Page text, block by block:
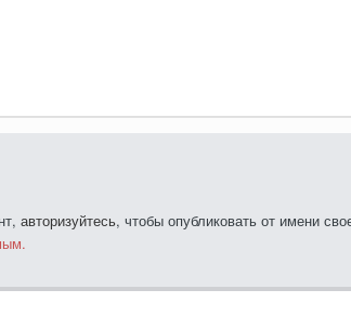
авторизуйтесь, чтобы опубликовать от имени